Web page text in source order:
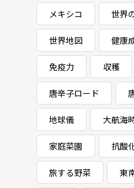
メキシコ 世界
世界地図 健康
免疫力 収穫
唐辛子ロード
地球儀 大航海
家庭菜園 抗酸
旅する野菜 東